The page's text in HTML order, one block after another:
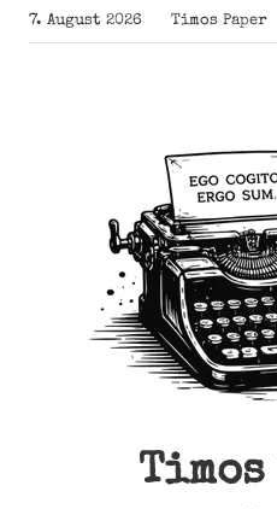
Zum
Inhalt
7. August 2026 Timos Paper
Timos